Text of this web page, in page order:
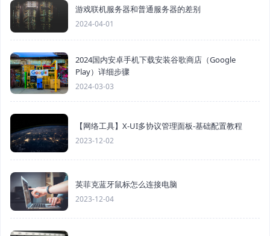
游戏联机服务器和普通服务器的差别
2024-04-01
2024国内安卓手机下载安装谷歌商店（Google
Play）详细步骤
2024-03-03
【网络工具】X-UI多协议管理面板-基础配置教程
2023-12-02
英菲克蓝牙鼠标怎么连接电脑
2023-12-04